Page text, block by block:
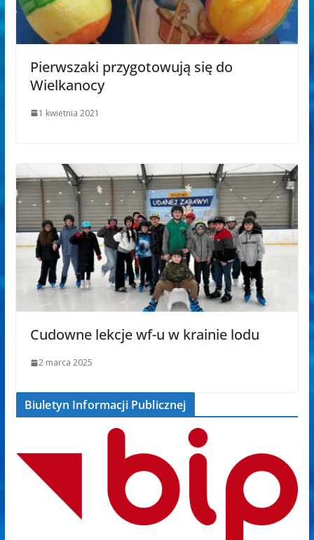
Pierwszaki przygotowują się do
Wielkanocy
1 kwietnia 2021
Cudowne lekcje wf-u w krainie lodu
2 marca 2025
Biuletyn Informacji Publicznej